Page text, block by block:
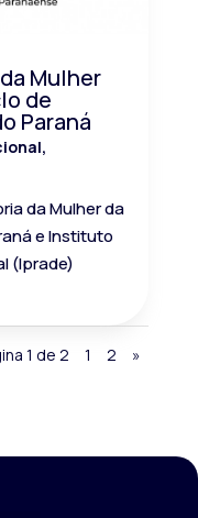
Mulher
de
Paraná
,
da Mulher da
e Instituto
(Iprade)
1 de 2 1 2 »